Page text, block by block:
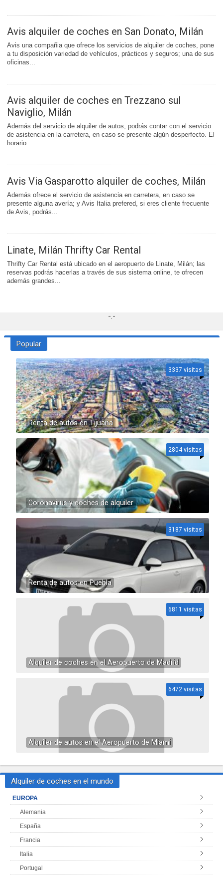
Avis alquiler de coches en San Donato, Milán
Avis una compañia que ofrece los servicios de alquiler de coches, pone
a tu disposición variedad de vehículos, prácticos y seguros; una de sus
oficinas...
Avis alquiler de coches en Trezzano sul
Naviglio, Milán
Además del servicio de alquiler de autos, podrás contar con el servicio
de asistencia en la carretera, en caso se presente algún desperfecto. El
horario...
Avis Via Gasparotto alquiler de coches, Milán
Además ofrece el servicio de asistencia en carretera, en caso se
presente alguna avería; y Avis Italia prefered, si eres cliente frecuente
de Avis, podrás...
Linate, Milán Thrifty Car Rental
Thrifty Car Rental está ubicado en el aeropuerto de Linate, Milán; las
reservas podrás hacerlas a través de sus sistema online, te ofrecen
además grandes...
-.-
Popular
Renta de autos en Tijuana
3337 visitas
Coronavirus y coches de alquiler
2804 visitas
Renta de autos en Puebla
3187 visitas
Alquiler de coches en el Aeropuerto de Madrid
6811 visitas
Alquiler de autos en el Aeropuerto de Miami
6472 visitas
Alquiler de coches en el mundo
EUROPA
Alemania
España
Francia
Italia
Portugal